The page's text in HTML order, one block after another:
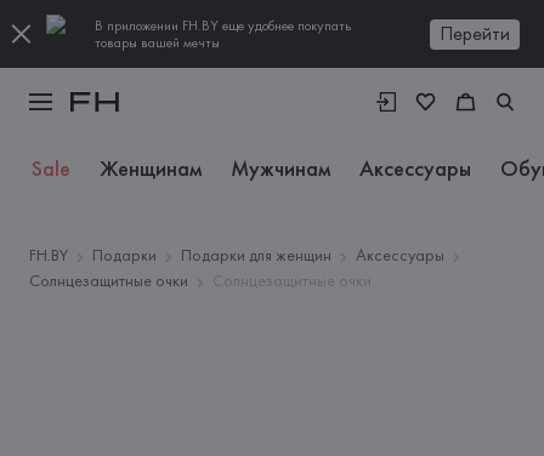
В приложении FH.BY еще удобнее покупать
товары вашей мечты
Перейти
Sale Женщинам Мужчинам Аксессуары
FH.BY Подарки Подарки для женщин
Аксессуары
Солнцезащитные очки
Солнцезащитные очки